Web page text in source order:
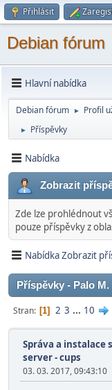
Přihlásit
Debian fórum
Hlavní nabídka
Debian fórum ► Profil
► Příspěvky
Nabídka
Zobrazit
Zde lze prohlédnout
pouze příspěvky z
Nabídka Zobrazit
Příspěvky - Palo M.
Stran 1 2 3 ... 10
Správa a instalace
server - cups
03. 03. 2017, 09:43:10